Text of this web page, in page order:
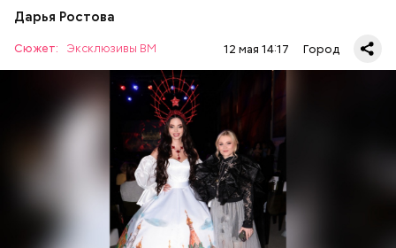
Дарья Ростова
Сюжет: Эксклюзивы ВМ 12 мая 14:17 Город
Оборудование устанавливается с учетом
пожеланий работодателей, чтобы техника, на